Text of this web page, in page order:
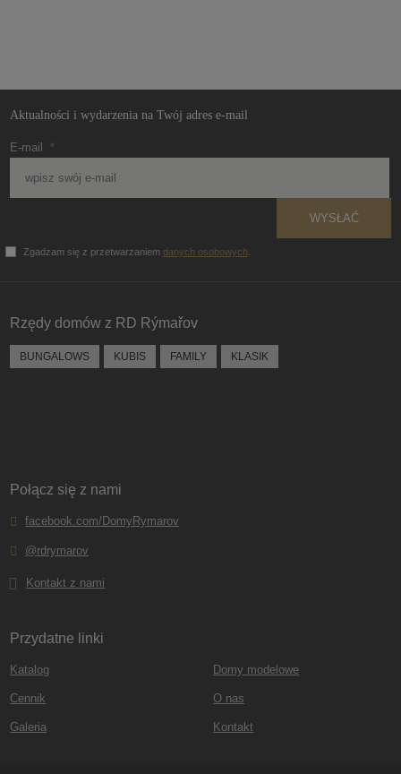
Aktualności i wydarzenia na Twój adres e-mail
E-mail *
WYSŁAĆ
Zgadzam się z przetwarzaniem danych osobowych
wysłany
Rzędy domów z RD Rýmařov
BUNGALOWS KUBIS FAMILY KLASIK
Połącz się z nami
facebook.com/DomyRymarov
@rdrymarov
Kontakt z nami
Przydatne linki
Katalog
Cennik
Galeria
Domy modelowe
O nas
Kontakt